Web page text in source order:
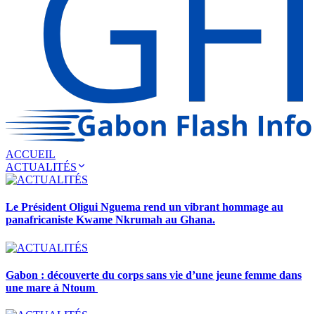
ACCUEIL
ACTUALITÉS
Le Président Oligui Nguema rend un vibrant hommage au
panafricaniste Kwame Nkrumah au Ghana.
Gabon : découverte du corps sans vie d’une jeune femme dans
une mare à Ntoum